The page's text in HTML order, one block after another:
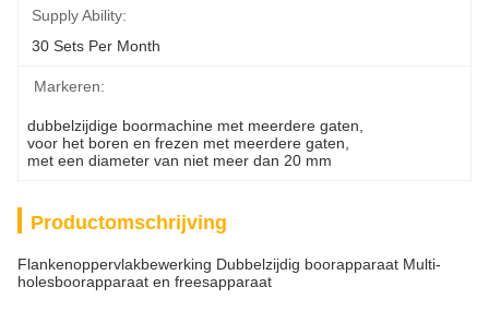
Supply Ability:
30 Sets Per Month
Markeren:
dubbelzijdige boormachine met meerdere gaten
voor het boren en frezen met meerdere gaten
met een diameter van niet meer dan 20 mm
Productomschrijving
Flankenoppervlakbewerking Dubbelzijdig boorapparaat Multi-
holesboorapparaat en freesapparaat